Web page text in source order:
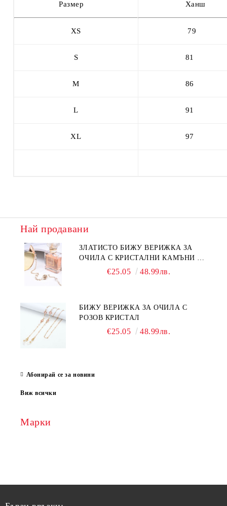
Размер
XS
Ханш
79
S 81
M 86
L 91
XL 97
Най продавани
ЗЛАТИСТО БИЖУ ВЕРИЖКА ЗА
ОЧИЛА С КРИСТАЛНИ КАМЪНИ И
€25.05 48.99лв.
БИЖУ ВЕРИЖКА ЗА ОЧИЛА С
РОЗОВ КРИСТАЛ
€25.05 48.99лв.
Абонирай се за новини
Виж всички
Марки